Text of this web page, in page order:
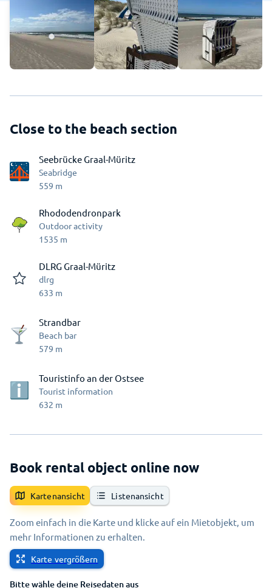
Close to the beach section
Seebrücke Graal-Müritz
Seabridge
559 m
Rhododendronpark
Outdoor activity
1535 m
DLRG Graal-Müritz
dlrg
633 m
Strandbar
Beach bar
579 m
Touristinfo an der Ostsee
Tourist information
632 m
Book rental object online now
Kartenansicht Listenansicht
Zoom einfach in die Karte und klicke auf ein Mietobjekt, um
mehr Informationen zu erhalten.
Karte vergrößern
Bitte wähle deine Reisedaten aus